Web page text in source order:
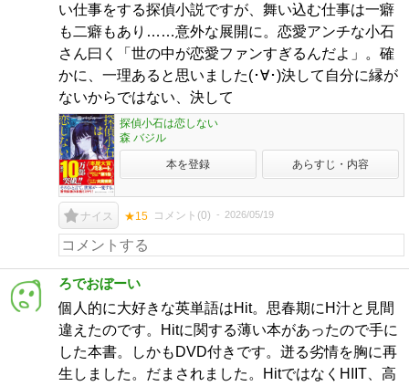
い仕事をする探偵小説ですが、舞い込む仕事は一癖
も二癖もあり……意外な展開に。恋愛アンチな小石
さん曰く「世の中が恋愛ファンすぎるんだよ」。確
かに、一理あると思いました(･∀･)決して自分に縁が
ないからではない、決して
探偵小石は恋しない
森 バジル
本を登録 あらすじ・内容
ナイス ★15 コメント(0) 2026/05/19
ろでおぼーい
個人的に大好きな英単語はHit。思春期にH汁と見間
違えたのです。Hitに関する薄い本があったので手に
した本書。しかもDVD付きです。迸る劣情を胸に再
生しました。だまされました。HitではなくHIIT、高